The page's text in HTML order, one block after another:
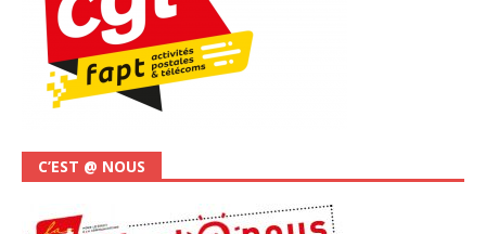
C’EST @ NOUS